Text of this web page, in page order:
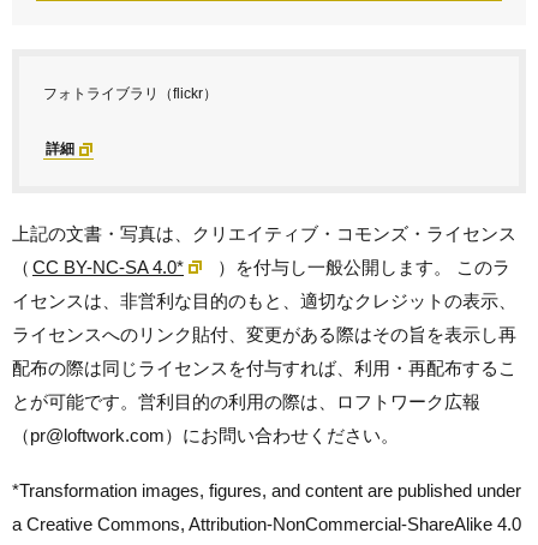
フォトライブラリ（flickr）
詳細
上記の文書・写真は、クリエイティブ・コモンズ・ライセンス
（ CC BY-NC-SA 4.0*
）を付与し一般公開します。 このラ
イセンスは、非営利な目的のもと、適切なクレジットの表示、
ライセンスへのリンク貼付、変更がある際はその旨を表示し再
配布の際は同じライセンスを付与すれば、利用・再配布するこ
とが可能です。営利目的の利用の際は、ロフトワーク広報
（pr@loftwork.com）にお問い合わせください。
*Transformation images, figures, and content are published under
a Creative Commons, Attribution-NonCommercial-ShareAlike 4.0